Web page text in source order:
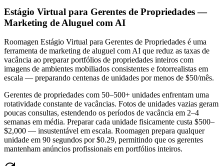
Estágio Virtual para Gerentes de Propriedades —
Marketing de Aluguel com AI
Roomagen Estágio Virtual para Gerentes de Propriedades é uma
ferramenta de marketing de aluguel com AI que reduz as taxas de
vacância ao preparar portfólios de propriedades inteiros com
imagens de ambientes mobiliados consistentes e fotorrealistas em
escala — preparando centenas de unidades por menos de $50/mês.
Gerentes de propriedades com 50–500+ unidades enfrentam uma
rotatividade constante de vacâncias. Fotos de unidades vazias geram
poucas consultas, estendendo os períodos de vacância em 2–4
semanas em média. Preparar cada unidade fisicamente custa $500–
$2,000 — insustentável em escala. Roomagen prepara qualquer
unidade em 90 segundos por $0.29, permitindo que os gerentes
mantenham anúncios profissionais em portfólios inteiros.